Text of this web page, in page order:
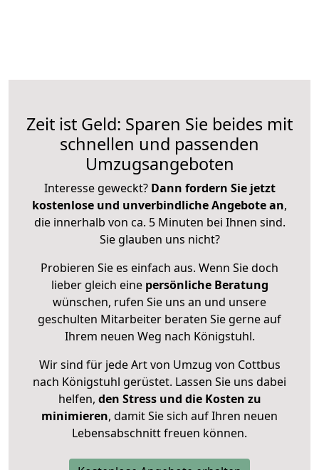
Zeit ist Geld: Sparen Sie beides mit
schnellen und passenden
Umzugsangeboten
Interesse geweckt? Dann fordern Sie jetzt
kostenlose und unverbindliche Angebote an,
die innerhalb von ca. 5 Minuten bei Ihnen sind.
Sie glauben uns nicht?
Probieren Sie es einfach aus. Wenn Sie doch
lieber gleich eine persönliche Beratung
wünschen, rufen Sie uns an und unsere
geschulten Mitarbeiter beraten Sie gerne auf
Ihrem neuen Weg nach Königstuhl.
Wir sind für jede Art von Umzug von Cottbus
nach Königstuhl gerüstet. Lassen Sie uns dabei
helfen, den Stress und die Kosten zu
minimieren, damit Sie sich auf Ihren neuen
Lebensabschnitt freuen können.